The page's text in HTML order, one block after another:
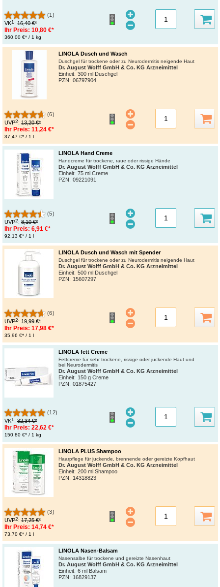
(1)
VK1 : 16,40 €*
Ihr Preis: 10,80 €*
360,00 €* / 1 kg
LINOLA Dusch und Wasch
Duschgel für trockene oder zu Neurodermitis neigende Haut
Dr. August Wolff GmbH & Co. KG Arzneimittel
Einheit: 300 ml Duschgel
PZN: 06797904
(6)
UVP2: 13,20 €*
Ihr Preis: 11,24 €*
37,47 €* / 1 l
LINOLA Hand Creme
Handcreme für trockene, raue oder rissige Hände
Dr. August Wolff GmbH & Co. KG Arzneimittel
Einheit: 75 ml Creme
PZN: 09221091
(5)
UVP2: 8,10 €*
Ihr Preis: 6,91 €*
92,13 €* / 1 l
LINOLA Dusch und Wasch mit Spender
Duschgel für trockene oder zu Neurodermitis neigende Haut
Dr. August Wolff GmbH & Co. KG Arzneimittel
Einheit: 500 ml Duschgel
PZN: 15607297
(6)
UVP2: 19,99 €*
Ihr Preis: 17,98 €*
35,96 €* / 1 l
LINOLA fett Creme
Fettcreme für sehr trockene, rissige oder juckende Haut und
bei Neurodermitis
Dr. August Wolff GmbH & Co. KG Arzneimittel
Einheit: 150 g Creme
PZN: 01875427
(12)
VK1: 32,34 €*
Ihr Preis: 22,62 €*
150,80 €* / 1 kg
LINOLA PLUS Shampoo
Haarpflege für juckende, brennende oder gereizte Kopfhaut
Dr. August Wolff GmbH & Co. KG Arzneimittel
Einheit: 200 ml Shampoo
PZN: 14318823
(3)
UVP2: 17,25 €*
Ihr Preis: 14,74 €*
73,70 €* / 1 l
LINOLA Nasen-Balsam
Nasensalbe für trockene und gereizte Nasenhaut
Dr. August Wolff GmbH & Co. KG Arzneimittel
Einheit: 6 ml Balsam
PZN: 16829137